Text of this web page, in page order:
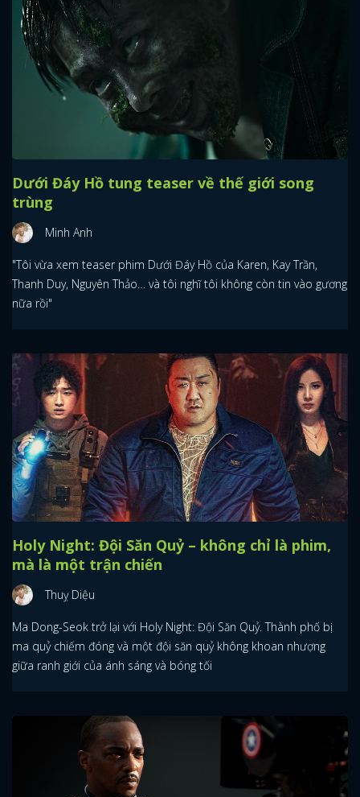
Dưới Đáy Hồ tung teaser về thế giới song
trùng
Minh Anh
"Tôi vừa xem teaser phim Dưới Đáy Hồ của Karen, Kay Trần,
Thanh Duy, Nguyên Thảo… và tôi nghĩ tôi không còn tin vào gương
nữa rồi"
Holy Night: Đội Săn Quỷ – không chỉ là phim,
mà là một trận chiến
Thuỵ Diệu
Ma Dong-Seok trở lại với Holy Night: Đội Săn Quỷ. Thành phố bị
ma quỷ chiếm đóng và một đội săn quỷ không khoan nhượng
giữa ranh giới của ánh sáng và bóng tối